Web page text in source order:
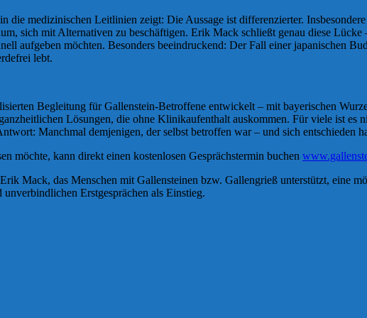
die medizinischen Leitlinien zeigt: Die Aussage ist differenzierter.
sich mit Alternativen zu beschäftigen. Erik Mack schließt genau diese
aufgeben möchten. Besonders beeindruckend: Der Fall einer japanischen
lebt.
Begleitung für Gallenstein-Betroffene entwickelt – mit bayerischen
Lösungen, die ohne Klinikaufenthalt auskommen. Für viele ist es
Manchmal demjenigen, der selbst betroffen war – und sich entschieden
möchte, kann direkt einen kostenlosen Gesprächstermin buchen
Mack, das Menschen mit Gallensteinen bzw. Gallengrieß unterstützt, eine
Erstgesprächen als Einstieg.